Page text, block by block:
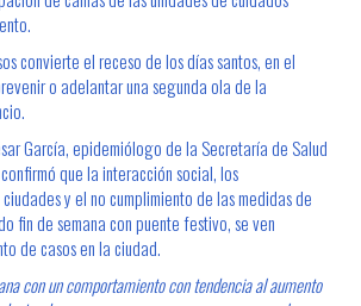
convierte el receso de los días santos, en el
o adelantar una segunda ola de la
García, epidemiólogo de la Secretaría de Salud
que la interacción social, los
y el no cumplimiento de las medidas de
fin de semana con puente festivo, se ven
de casos en la ciudad.
con un comportamiento con tendencia al aumento